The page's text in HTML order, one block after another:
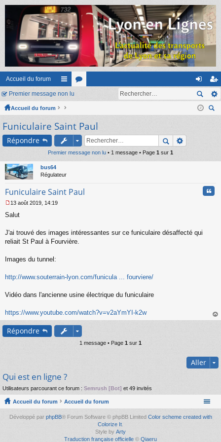
Accueil du forum
ac
co
ur
ci
s
m
on
ne
ns
cri
Premier message non lu
Accueil du forum
Funiculaire Saint Paul
Répondre
Premier message non lu • 1 message • Page 1 sur 1
bus64
Régulateur
Funiculaire Saint Paul
e
s
a
g
n
n
13 août 2019, 14:19
Salut
J'ai trouvé des images intéressantes sur ce funiculaire désaffecté qui
reliait St Paul à Fourvière.
Images du tunnel:
http://www.souterrain-lyon.com/funicula ... fourviere/
Vidéo dans l'ancienne usine électrique du funiculaire
https://www.youtube.com/watch?v=v2aYmYI-k2w
au
Répondre
1 message • Page 1 sur 1
Aller
Qui est en ligne ?
Utilisateurs parcourant ce forum : Semrush [Bot] et 49 invités
Accueil du forum Accueil du forum
Développé par phpBB® Forum Software © phpBB Limited Color scheme created with
Colorize It
Style by Arty
Traduction française officielle © Qiaeru